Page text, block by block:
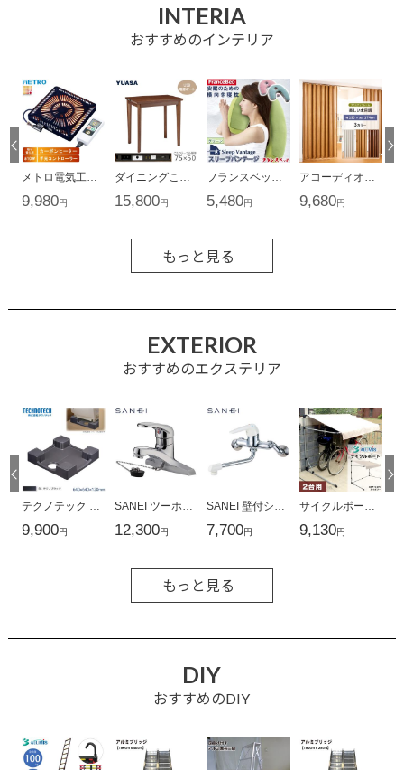
INTERIA
おすすめのインテリア
もっと見る
EXTERIOR
おすすめのエクステリア
もっと見る
DIY
おすすめのDIY